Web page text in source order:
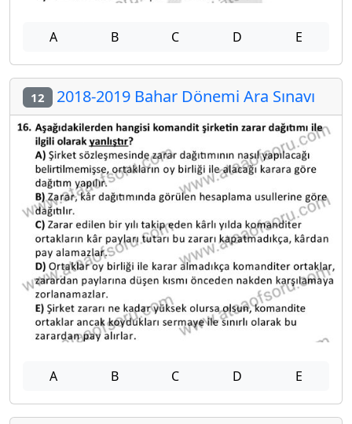
A B C D E
12 2018-2019 Bahar Dönemi Ara Sınavı
A B C D E